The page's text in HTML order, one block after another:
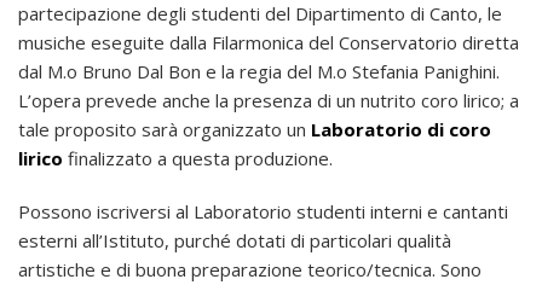
partecipazione degli studenti del Dipartimento di Canto, le
musiche eseguite dalla Filarmonica del Conservatorio diretta
dal M.o Bruno Dal Bon e la regia del M.o Stefania Panighini.
L’opera prevede anche la presenza di un nutrito coro lirico; a
tale proposito sarà organizzato un Laboratorio di coro
lirico finalizzato a questa produzione.
Possono iscriversi al Laboratorio studenti interni e cantanti
esterni all’Istituto, purché dotati di particolari qualità
artistiche e di buona preparazione teorico/tecnica. Sono